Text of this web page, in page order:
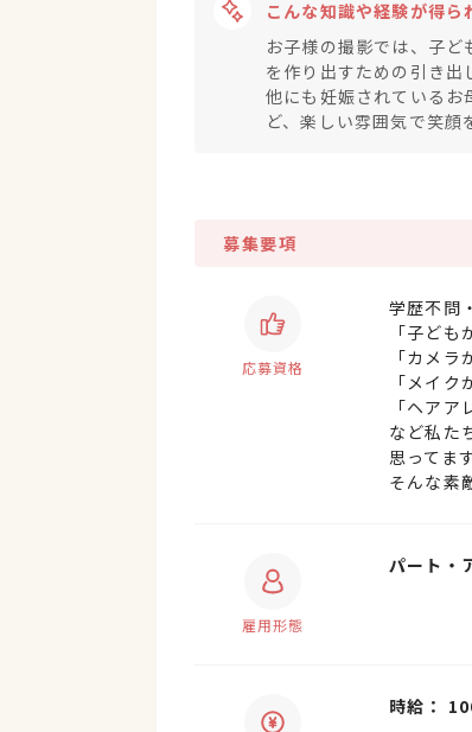
こんな知識や経験が得ら
お子様の撮影では、子
を作り出すための引き出
他にも妊娠されているお
ど、楽しい雰囲気で笑顔
募集要項
応募資格
学歴不問
「子ども
「カメラ
「メイク
「ヘアア
など私た
思ってま
そんな素
雇用形態
パート・
時給：